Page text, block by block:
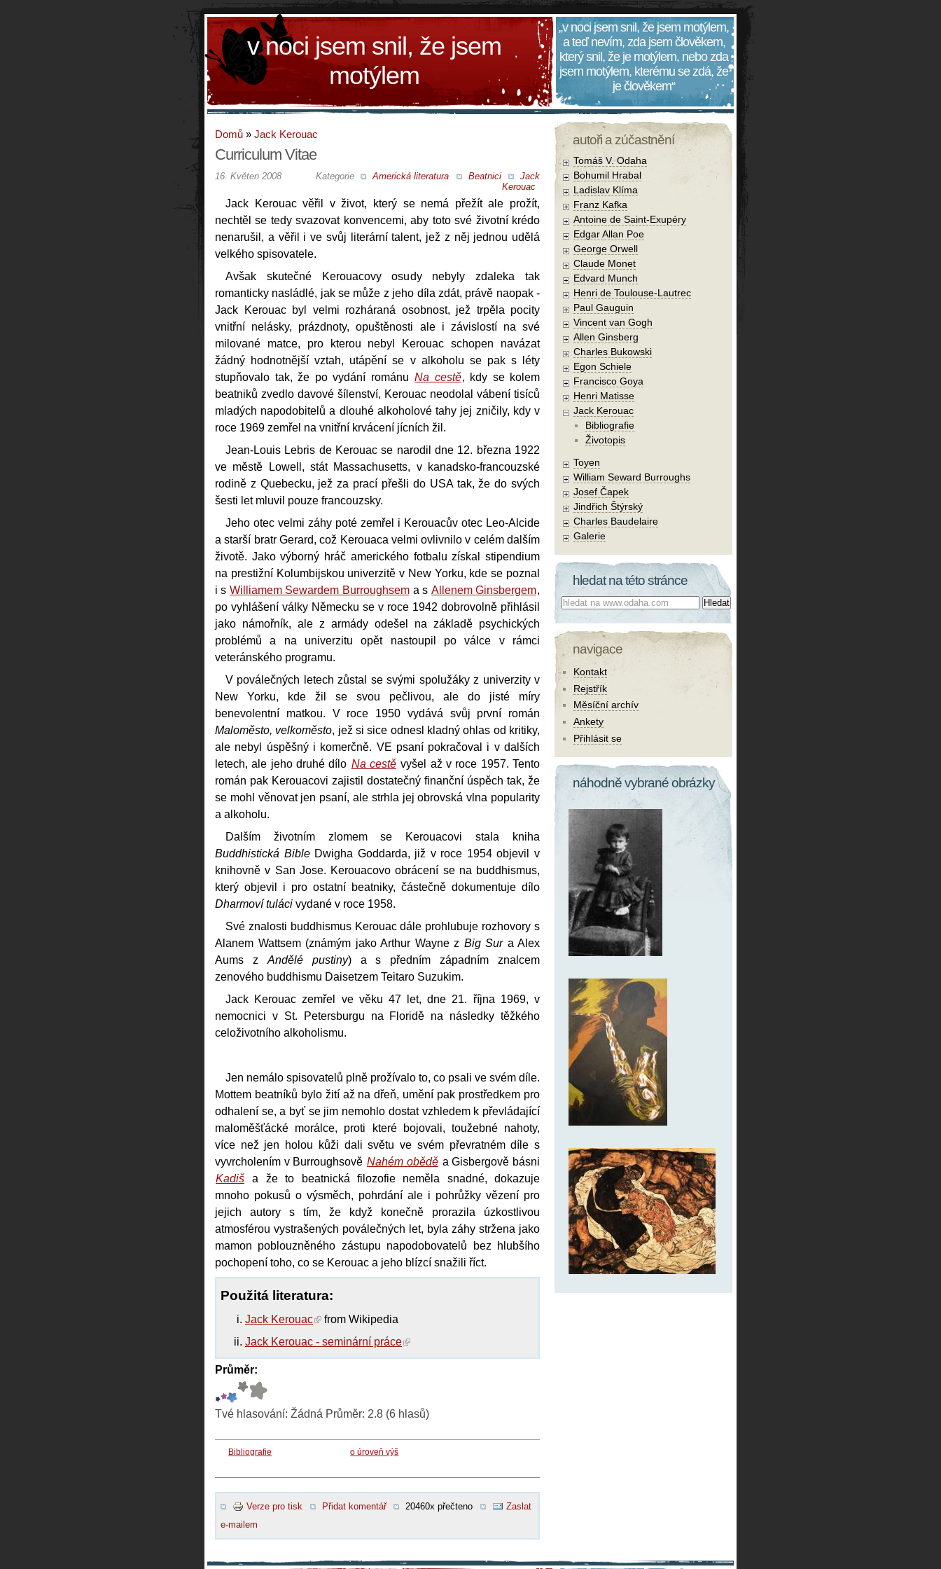
v noci jsem snil, že jsem
motýlem
„v noci jsem snil, že jsem motýlem,
a teď nevím, zda jsem člověkem,
který snil, že je motýlem, nebo zda
jsem motýlem, kterému se zdá, že
je člověkem“
Domů » Jack Kerouac
Curriculum Vitae
Kategorie Americká literatura Beatnici
Jack
Kerouac
16. Květen 2008
Jack Kerouac věřil v život, který se nemá přežít ale prožít,
nechtěl se tedy svazovat konvencemi, aby toto své životní krédo
nenarušil, a věřil i ve svůj literární talent, jež z něj jednou udělá
velkého spisovatele.
Avšak skutečné Kerouacovy osudy nebyly zdaleka tak
romanticky nasládlé, jak se může z jeho díla zdát, právě naopak -
Jack Kerouac byl velmi rozháraná osobnost, jež trpěla pocity
vnitřní nelásky, prázdnoty, opuštěnosti ale i závislostí na své
milované matce, pro kterou nebyl Kerouac schopen navázat
žádný hodnotnější vztah, utápění se v alkoholu se pak s léty
stupňovalo tak, že po vydání románu Na cestě, kdy se kolem
beatniků zvedlo davové šílenství, Kerouac neodolal vábení tisíců
mladých napodobitelů a dlouhé alkoholové tahy jej zničily, kdy v
roce 1969 zemřel na vnitřní krvácení jícních žil.
Jean-Louis Lebris de Kerouac se narodil dne 12. března 1922
ve městě Lowell, stát Massachusetts, v kanadsko-francouzské
rodině z Quebecku, jež za prací přešli do USA tak, že do svých
šesti let mluvil pouze francouzsky.
Jeho otec velmi záhy poté zemřel i Kerouacův otec Leo-Alcide
a starší bratr Gerard, což Kerouaca velmi ovlivnilo v celém dalším
životě. Jako výborný hráč amerického fotbalu získal stipendium
na prestižní Kolumbijskou univerzitě v New Yorku, kde se poznal
i s Williamem Sewardem Burroughsem a s Allenem Ginsbergem,
po vyhlášení války Německu se v roce 1942 dobrovolně přihlásil
jako námořník, ale z armády odešel na základě psychických
problémů a na univerzitu opět nastoupil po válce v rámci
veteránského programu.
V poválečných letech zůstal se svými spolužáky z univerzity v
New Yorku, kde žil se svou pečlivou, ale do jisté míry
benevolentní matkou. V roce 1950 vydává svůj první román
Maloměsto, velkoměsto, jež si sice odnesl kladný ohlas od kritiky,
ale nebyl úspěšný i komerčně. VE psaní pokračoval i v dalších
letech, ale jeho druhé dílo Na cestě vyšel až v roce 1957. Tento
román pak Kerouacovi zajistil dostatečný finanční úspěch tak, že
se mohl věnovat jen psaní, ale strhla jej obrovská vlna popularity
a alkoholu.
Dalším životním zlomem se Kerouacovi stala kniha
Buddhistická BibleDwigha Goddarda, již v roce 1954 objevil v
knihovně v San Jose. Kerouacovo obrácení se na buddhismus,
který objevil i pro ostatní beatniky, částečně dokumentuje dílo
Dharmoví tuláci vydané v roce 1958.
Své znalosti buddhismus Kerouac dále prohlubuje rozhovory s
Alanem Wattsem (známým jako Arthur Wayne z Big Sura Alex
Aums z Andělé pustiny) a s předním západním znalcem
zenového buddhismu Daisetzem Teitaro Suzukim.
Jack Kerouac zemřel ve věku 47 let, dne 21. října 1969, v
nemocnici v St. Petersburgu na Floridě na následky těžkého
celoživotního alkoholismu.
Jen nemálo spisovatelů plně prožívalo to, co psali ve svém díle.
Mottem beatníků bylo žití až na dřeň, umění pak prostředkem pro
odhalení se, a byť se jim nemohlo dostat vzhledem k převládající
maloměšťácké morálce, proti které bojovali, toužebné nahoty,
více než jen holou kůži dali světu ve svém převratném díle s
vyvrcholením v Burroughsově Nahém obědě a Gisbergově básni
Kadiš a že to beatnická filozofie neměla snadné, dokazuje
mnoho pokusů o výsměch, pohrdání ale i pohrůžky vězení pro
jejich autory s tím, že když konečně prorazila úzkostlivou
atmosférou vystrašených poválečných let, byla záhy stržena jako
mamon poblouzněného zástupu napodobovatelů bez hlubšího
pochopení toho, co se Kerouac a jeho blízcí snažili říct.
Použitá literatura:
Jack Kerouac
from Wikipedia
Jack Kerouac - seminární práce
Průměr:
Tvé hlasování: Žádná Průměr: 2.8 (6 hlasů)
Bibliografie o úroveň výš
Verze pro tisk Přidat komentář 20460x přečteno
Zaslat
e-mailem
autoři a zúčastnění
Tomáš V. Odaha
Bohumil Hrabal
Ladislav Klíma
Franz Kafka
Antoine de Saint-Exupéry
Edgar Allan Poe
George Orwell
Claude Monet
Edvard Munch
Henri de Toulouse-Lautrec
Paul Gauguin
Vincent van Gogh
Allen Ginsberg
Charles Bukowski
Egon Schiele
Francisco Goya
Henri Matisse
Jack Kerouac
Bibliografie
Životopis
Toyen
William Seward Burroughs
Josef Čapek
Jindřich Štýrský
Charles Baudelaire
Galerie
hledat na této stránce
Co hledat:
navigace
Kontakt
Rejstřík
Měsíční archív
Ankety
Přihlásit se
náhodně vybrané obrázky